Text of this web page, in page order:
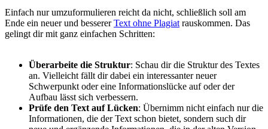
Einfach nur umzuformulieren reicht da nicht, schließlich soll am
Ende ein neuer und bessererText ohne Plagiat rauskommen. Das
gelingt dir mit ganz einfachen Schritten:
Überarbeite die Struktur: Schau dir die Struktur des Textes
an. Vielleicht fällt dir dabei ein interessanter neuer
Schwerpunkt oder eine Informationslücke auf oder der
Aufbau lässt sich verbessern.
Prüfe den Text auf Lücken: Übernimm nicht einfach nur die
Informationen, die der Text schon bietet, sondern such dir